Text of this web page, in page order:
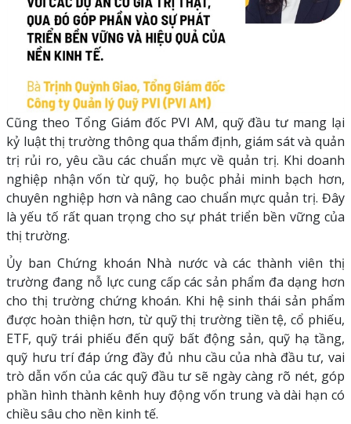
Cũng theo Tổng Giám đốc PVI AM, quỹ đầu tư mang lại
kỷ luật thị trường thông qua thẩm định, giám sát và quản
trị rủi ro, yêu cầu các chuẩn mực về quản trị. Khi doanh
nghiệp nhận vốn từ quỹ, họ buộc phải minh bạch hơn,
chuyên nghiệp hơn và nâng cao chuẩn mực quản trị. Đây
là yếu tố rất quan trọng cho sự phát triển bền vững của
thị trường.
Ủy ban Chứng khoán Nhà nước và các thành viên thị
trường đang nỗ lực cung cấp các sản phẩm đa dạng hơn
cho thị trường chứng khoán. Khi hệ sinh thái sản phẩm
được hoàn thiện hơn, từ quỹ thị trường tiền tệ, cổ phiếu,
ETF, quỹ trái phiếu đến quỹ bất động sản, quỹ hạ tầng,
quỹ hưu trí đáp ứng đầy đủ nhu cầu của nhà đầu tư, vai
trò dẫn vốn của các quỹ đầu tư sẽ ngày càng rõ nét, góp
phần hình thành kênh huy động vốn trung và dài hạn có
chiều sâu cho nền kinh tế.